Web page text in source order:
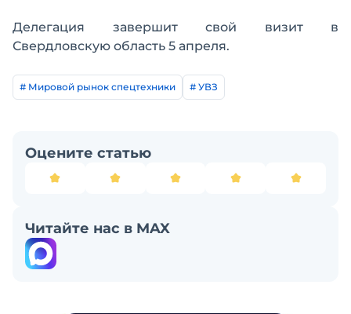
Делегация завершит свой визит в
Свердловскую область 5 апреля.
# Мировой рынок спецтехники # УВЗ
Оцените статью
Читайте нас в MAX